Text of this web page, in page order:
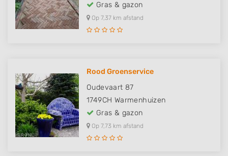
Gras & gazon
Op 7,37 km afstand
Rood Groenservice
Oudevaart 87
1749CH Warmenhuizen
Gras & gazon
Op 7,73 km afstand